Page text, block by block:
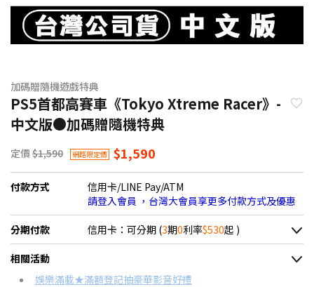
加碼贈隨機遊戲特典
PS5首都高賽車《Tokyo Xtreme Racer》-
中文版●加碼贈隨機特典
定價 $1,590 網路限定價 $1,590
付款方式
信用卡/LINE Pay/ATM
請登入會員 ，台灣大會員享更多付款方式及優惠
分期付款 信用卡：可分期 (3期0利率$530起 )
＊實際可分期數、適用利率，請以購物車顯示為主
信用卡分期
相關活動
娛樂滿載★滿額登記抽豪華影音好禮